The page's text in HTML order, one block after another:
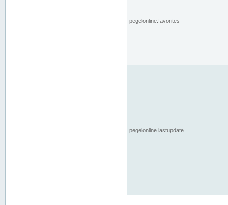
pegelonline.favorites
pegelonline.lastupdate